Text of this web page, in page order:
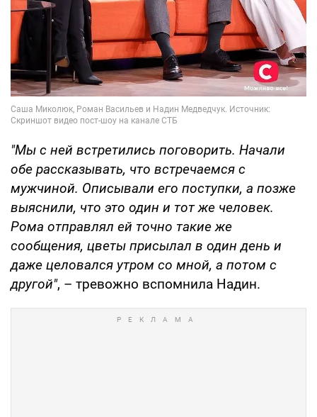
"Мы с ней встретились поговорить. Начали
обе рассказывать, что встречаемся с
мужчиной. Описывали его поступки, а позже
выяснили, что это один и тот же человек.
Рома отправлял ей точно такие же
сообщения, цветы присылал в один день и
даже целовался утром со мной, а потом с
другой", – тревожно вспомнила Надин.